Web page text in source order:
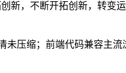
新，不断开拓创新，转变
未压缩；前端代码兼容主流